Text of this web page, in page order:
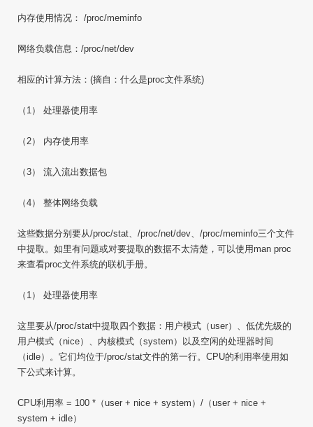
内存使用情况： /proc/meminfo
网络负载信息：/proc/net/dev
相应的计算方法：(摘自：什么是proc文件系统)
（1） 处理器使用率
（2） 内存使用率
（3） 流入流出数据包
（4） 整体网络负载
这些数据分别要从/proc/stat、/proc/net/dev、/proc/meminfo三个文件
中提取。如里有问题或对要提取的数据不太清楚，可以使用man proc
来查看proc文件系统的联机手册。
（1） 处理器使用率
这里要从/proc/stat中提取四个数据：用户模式（user）、低优先级的
用户模式（nice）、内核模式（system）以及空闲的处理器时间
（idle）。它们均位于/proc/stat文件的第一行。CPU的利用率使用如
下公式来计算。
CPU利用率 = 100 *（user + nice + system）/（user + nice +
system + idle）